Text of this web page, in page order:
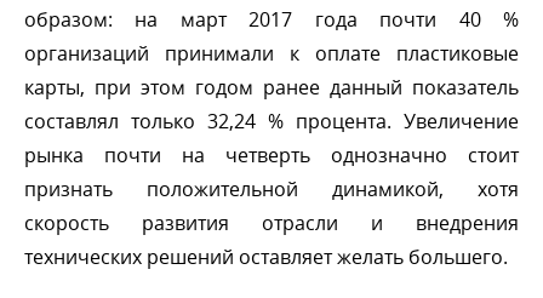
образом: на март 2017 года почти 40 %
организаций принимали к оплате пластиковые
карты, при этом годом ранее данный показатель
составлял только 32,24 % процента. Увеличение
рынка почти на четверть однозначно стоит
признать положительной динамикой, хотя
скорость развития отрасли и внедрения
технических решений оставляет желать большего.